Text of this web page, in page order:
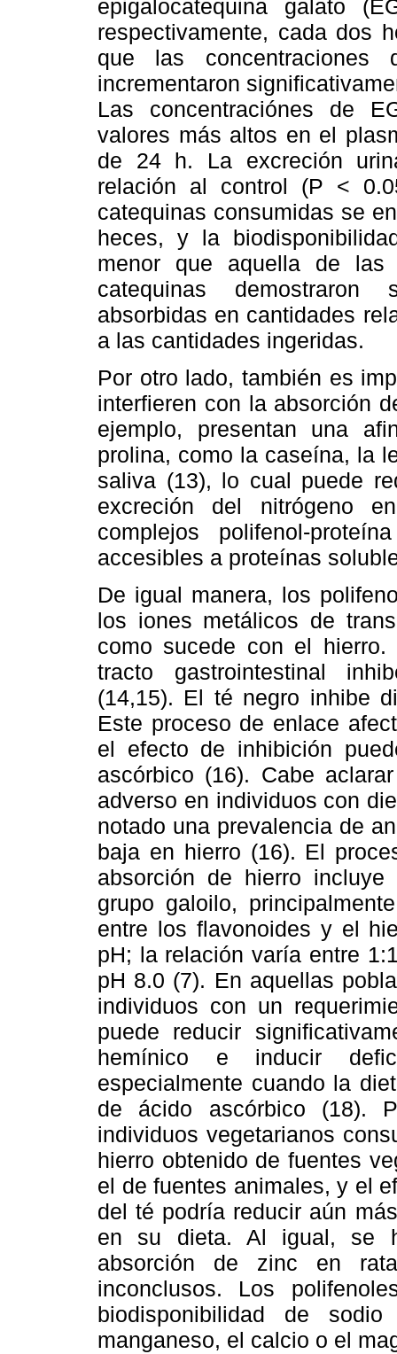
epigalocatequina galato
respectivamente, cada dos
que las
incrementaron
Las concentraciónes de
valores más altos en el
de 24 h. La excreción
relación al control (P <
catequinas consumidas se
heces, y la
menor que aquella de las
catequinas
absorbidas en cantidades
a las cantidades ingeridas.
Por otro lado, también es
interfieren con la absorción
ejemplo, presentan una
prolina, como la caseína, la
saliva (13), lo cual puede
excreción del nitrógeno
complejos polifenol-
accesibles a proteínas
De igual manera, los
los iones metálicos de
como sucede con el
tracto gastrointestinal
(14,15). El té negro inhibe
Este proceso de enlace
el efecto de inhibición
ascórbico (16). Cabe
adverso en individuos con
notado una prevalencia de
baja en hierro (16). El
absorción de hierro
grupo galoilo,
entre los flavonoides y el
pH; la relación varía entre
pH 8.0 (7). En aquellas
individuos con un
puede reducir
hemínico e inducir
especialmente cuando la
de ácido ascórbico (18).
individuos vegetarianos
hierro obtenido de fuentes
el de fuentes animales, y el
del té podría reducir aún
en su dieta. Al igual, se
absorción de zinc en
inconclusos. Los
biodisponibilidad de
manganeso, el calcio o el